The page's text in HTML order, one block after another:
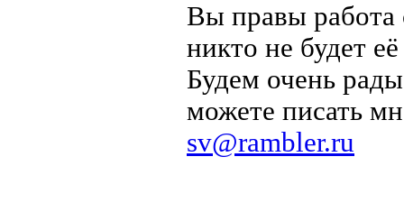
Вы правы работа
никто не будет
Будем очень
можете писать
sv@rambler.ru